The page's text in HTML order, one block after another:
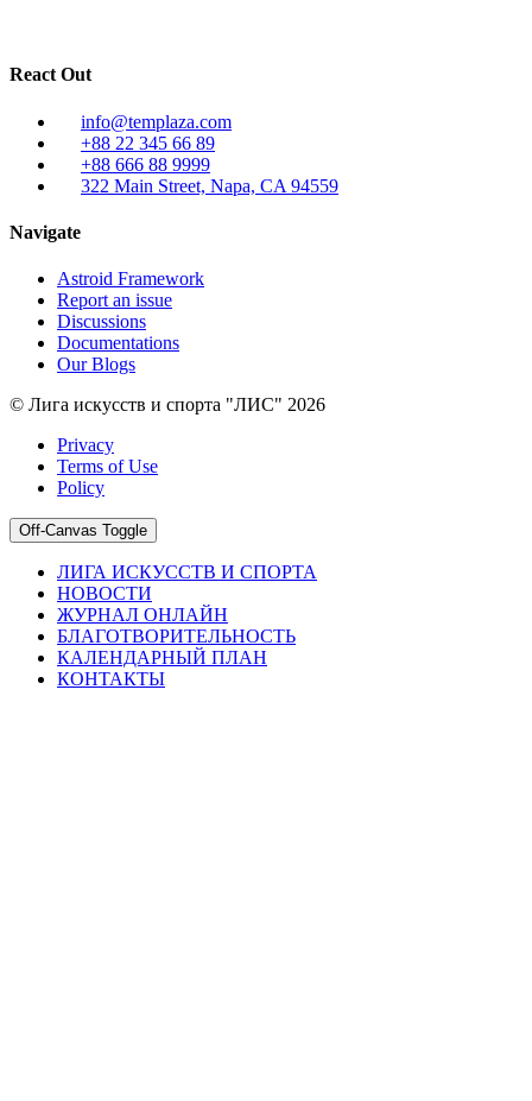
React Out
info@templaza.com
+88 22 345 66 89
+88 666 88 9999
322 Main Street, Napa, CA 94559
Navigate
Astroid Framework
Report an issue
Discussions
Documentations
Our Blogs
© Лига искусств и спорта "ЛИС" 2026
Privacy
Terms of Use
Policy
Off-Canvas Toggle
ЛИГА ИСКУССТВ И СПОРТА
НОВОСТИ
ЖУРНАЛ ОНЛАЙН
БЛАГОТВОРИТЕЛЬНОСТЬ
КАЛЕНДАРНЫЙ ПЛАН
КОНТАКТЫ